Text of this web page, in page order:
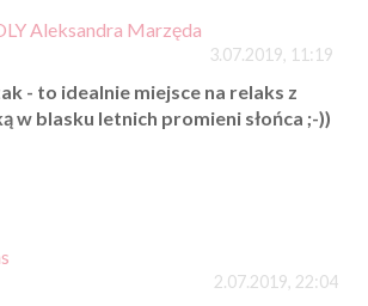
Aleksandra Marzęda
3.07.2019, 11:19
- to idealnie miejsce na relaks z
w blasku letnich promieni słońca ;-))
2.07.2019, 22:04